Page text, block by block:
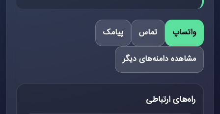
واتساپ تماس
پیامک
مشاهده دامنه‌های دیگر
راه‌های ارتباطی